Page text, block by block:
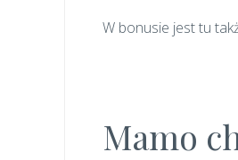
W bonusie jest tu
Mamo